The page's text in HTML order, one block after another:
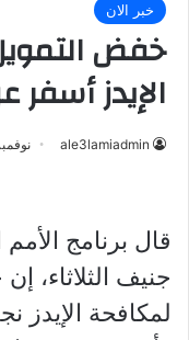
خبر الان
خفض
الإيدز
ale3lamiadmin نوفمبر 26, 2025
قال برنامج
جنيف الثلاثاء،
لمكافحة الإيدز